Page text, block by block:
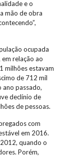
e o
mão de obra
ocupada
relação ao
milhões estavam
de 712 mil
ano passado,
declínio de
de pessoas.
com
em 2016.
quando o
Porém,